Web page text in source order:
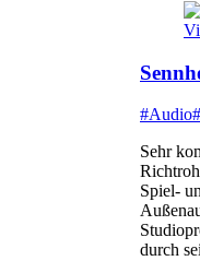
#Audio
Sehr
Spiel-
durch